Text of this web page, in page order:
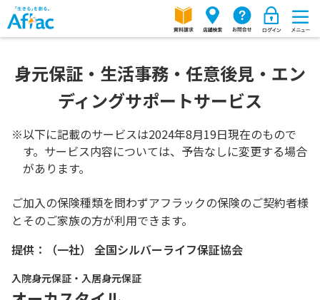
身元保証・生活事務・任意後見・エン
ディングサポートサービス
※以下に記載のサービスは2024年8月19日現在のもので
す。サービス内容については、予告なしに変更する場合
があります。
ご加入の保険種類を問わずアフラックの保険のご契約者様
とそのご家族の方が利用できます。
提供：（一社） 全国シルバーライフ保証協会
入院身元保証・入居身元保証